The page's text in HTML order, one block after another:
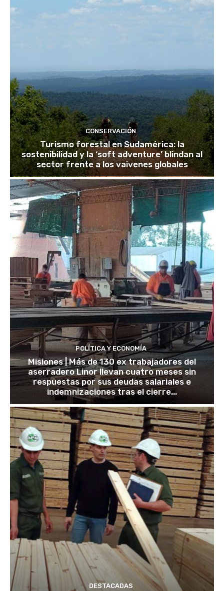
CONSERVACIÓN
Turismo forestal en Sudamérica: la
sostenibilidad y la ‘soft adventure’ blindan al
sector frente a los vaivenes globales
POLÍTICA Y ECONOMÍA
Misiones | Más de 130 ex trabajadores del
aserradero Linor llevan cuatro meses sin
respuestas por sus deudas salariales e
indemnizaciones tras el cierre...
DESTACADAS